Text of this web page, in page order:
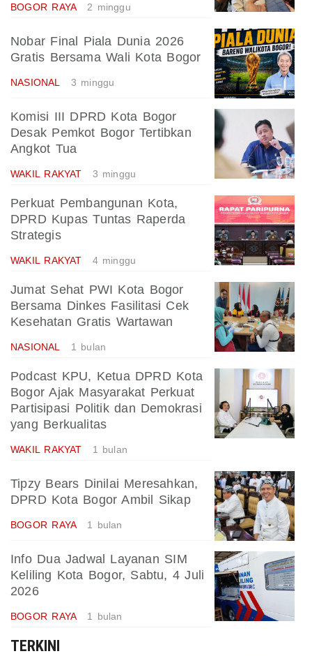
BOGOR RAYA 2 minggu
Nobar Final Piala Dunia 2026
Gratis Bersama Wali Kota Bogor
NASIONAL 3 minggu
Komisi III DPRD Kota Bogor
Desak Pemkot Bogor Tertibkan
Angkot Tua
WAKIL RAKYAT 3 minggu
Perkuat Pembangunan Kota,
DPRD Kupas Tuntas Raperda
Strategis
WAKIL RAKYAT 4 minggu
Jumat Sehat PWI Kota Bogor
Bersama Dinkes Fasilitasi Cek
Kesehatan Gratis Wartawan
NASIONAL 1 bulan
Podcast KPU, Ketua DPRD Kota
Bogor Ajak Masyarakat Perkuat
Partisipasi Politik dan Demokrasi
yang Berkualitas
WAKIL RAKYAT 1 bulan
Tipzy Bears Dinilai Meresahkan,
DPRD Kota Bogor Ambil Sikap
BOGOR RAYA 1 bulan
Info Dua Jadwal Layanan SIM
Keliling Kota Bogor, Sabtu, 4 Juli
2026
BOGOR RAYA 1 bulan
TERKINI